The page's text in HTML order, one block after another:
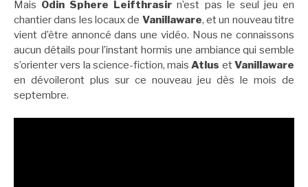
Mais Odin Sphere Leifthrasir n’est pas le seul jeu en
chantier dans les locaux de Vanillaware, et un nouveau titre
vient d’être annoncé dans une vidéo. Nous ne connaissons
aucun détails pour l’instant hormis une ambiance qui semble
s’orienter vers la science-fiction, maisAtlus etVanillaware
en dévoileront plus sur ce nouveau jeu dès le mois de
septembre.